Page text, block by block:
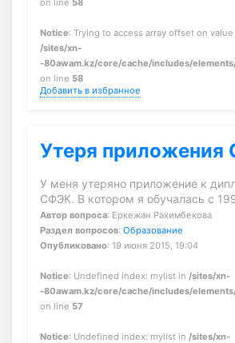
on line 58
Notice: Trying to access array offset on
/sites/xn-
-80awam.kz/core/cache/includes/
on line 58
Добавить в избранное
Утеря
У меня утеряно приложение к
СФЭК. В котором я обучалась с
Автор вопроса: Еркежан Рахимбекова
Раздел вопросов: Образование
Опубликовано: 19 июня 2015, 19:04
Notice: Undefined index: mylist in /sites/xn-
-80awam.kz/core/cache/includes/
on line 57
Notice: Undefined index: mylist in /sites/xn-